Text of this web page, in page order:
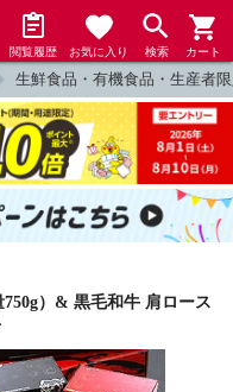
閲覧履歴 お気に入り 検索 カート
生鮮食品・有機食品・生産者
）& 黒毛和牛 肩ロース